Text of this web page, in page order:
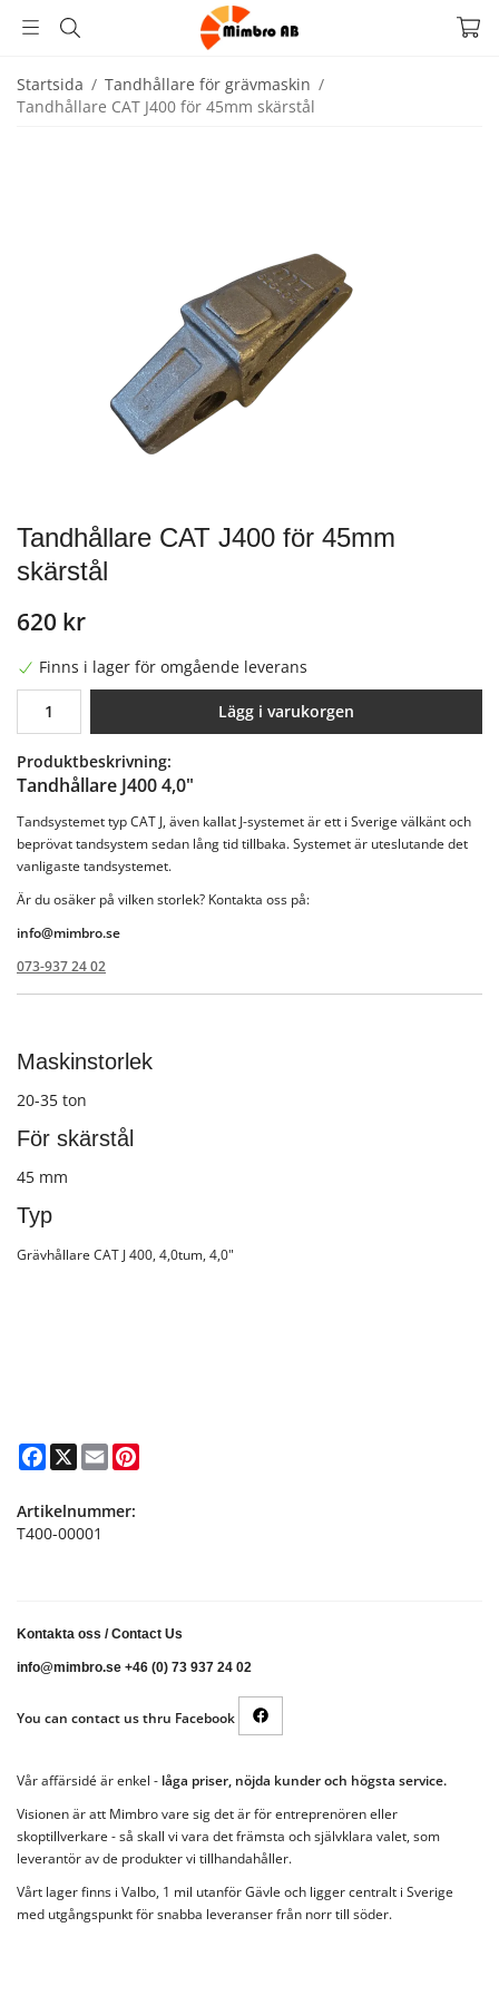
Startsida / Tandhållare för grävmaskin /
Tandhållare CAT J400 för 45mm skärstål
Tandhållare CAT J400 för 45mm
skärstål
620 kr
Finns i lager för omgående leverans
Lägg i varukorgen
Produktbeskrivning:
Tandhållare J400 4,0"
Tandsystemet typ CAT J, även kallat J-systemet är ett i Sverige välkänt och
beprövat tandsystem sedan lång tid tillbaka. Systemet är uteslutande det
vanligaste tandsystemet.
Är du osäker på vilken storlek? Kontakta oss på:
info@mimbro.se
073-937 24 02
Maskinstorlek
20-35 ton
För skärstål
45 mm
Typ
Grävhållare CAT J 400, 4,0tum, 4,0"
Facebook
X Email
Artikelnummer:
T400-00001
Kontakta oss /Contact Us
info@mimbro.se +46 (0) 73 937 24 02
You can contact us thru Facebook
Vår affärsidé är enkel - låga priser, nöjda kunder och högsta service.
Visionen är att Mimbro vare sig det är för entreprenören eller
skoptillverkare - så skall vi vara det främsta och självklara valet, som
leverantör av de produkter vi tillhandahåller.
Vårt lager finns i Valbo, 1 mil utanför Gävle och ligger centralt i Sverige
med utgångspunkt för snabba leveranser från norr till söder.